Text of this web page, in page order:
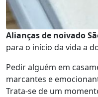
Alianças de noivado
para o início da vida a
Pedir alguém em
marcantes e
Trata-se de um